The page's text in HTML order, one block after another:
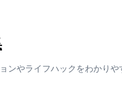
ンやライフハックをわかり